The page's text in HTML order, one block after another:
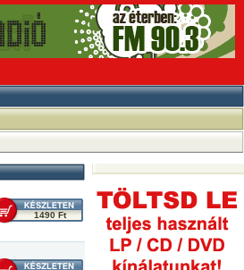
1490 Ft